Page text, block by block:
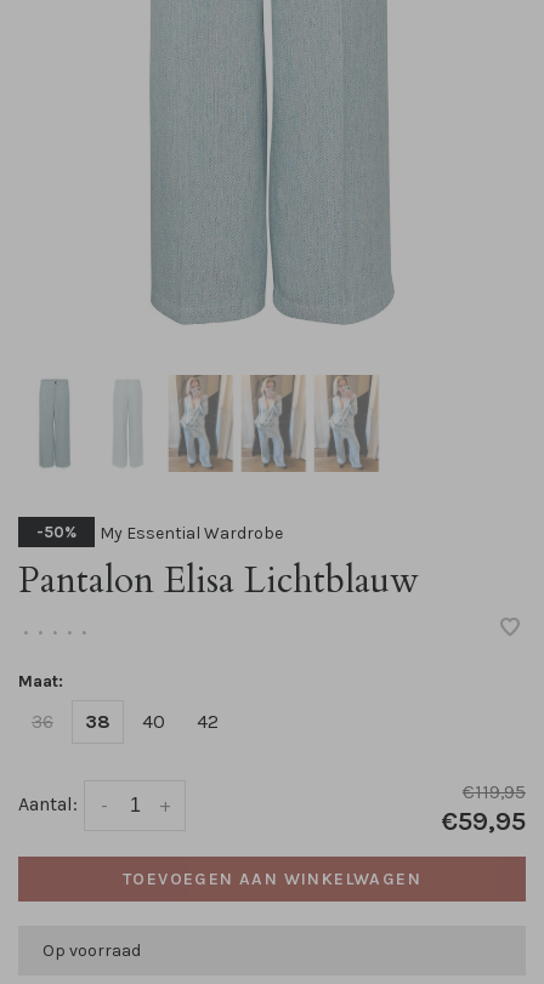
-50% My Essential Wardrobe
Pantalon Elisa Lichtblauw
• • • • •
Maat:
36 38 40 42
Aantal: +
-
€119,95
€59,95
TOEVOEGEN AAN WINKELWAGEN
Op voorraad